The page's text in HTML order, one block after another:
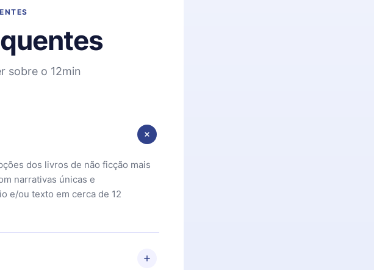
sobre o 12min
dos livros de não ficção mais
narrativas únicas e
e/ou texto em cerca de 12